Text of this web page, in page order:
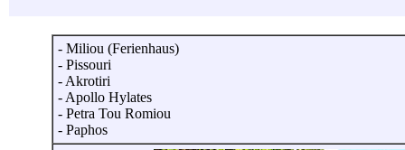
- Miliou (Ferienhaus)
- Pissouri
- Akrotiri
- Apollo Hylates
- Petra Tou Romiou
- Paphos